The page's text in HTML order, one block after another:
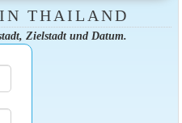
THAILAND
Zielstadt und Datum.